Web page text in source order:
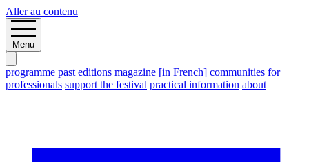
Aller au contenu
Menu
programme past editions magazine [in French] communities for
professionals support the festival practical information about